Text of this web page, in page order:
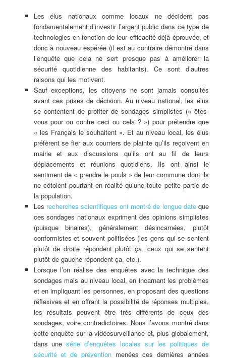
Les élus nationaux comme locaux ne décident pas
fondamentalement d’investir l’argent public dans ce type de
technologies en fonction de leur efficacité déjà éprouvée, et
donc à nouveau espérée (il est au contraire démontré dans
l’enquête que cela ne sert presque pas à améliorer la
sécurité quotidienne des habitants). Ce sont d’autres
raisons qui les motivent.
Sauf exceptions, les citoyens ne sont jamais consultés
avant ces prises de décision. Au niveau national, les élus
se contentent de profiter de sondages simplistes (« êtes-
vous pour ou contre ceci ou cela ? ») pour prétendre que
« les Français le souhaitent ». Et au niveau local, les élus
préfèrent se fier aux courriers de plainte qu’ils reçoivent en
mairie et aux discussions qu’ils ont au fil de leurs
déplacements et réunions quotidiens. Ils ont ainsi le
sentiment de « prendre le pouls » de leur commune dont ils
ne côtoient pourtant en réalité qu’une toute petite partie de
la population.
Les recherches scientifiques ont montré de longue dateque
ces sondages nationaux expriment des opinions simplistes
(puisque binaires), généralement désincarnées, plutôt
conformistes et souvent politisées (les gens qui se sentent
plutôt de droite répondent plutôt ça, ceux qui se sentent
plutôt de gauche répondent ça, etc.).
Lorsque l’on réalise des enquêtes avec la technique des
sondages mais au niveau local, en incarnant les problèmes
et en impliquant les personnes, en proposant des questions
réflexives et en offrant la possibilité de réponses multiples,
les résultats peuvent être très différents de ceux des
sondages, voire contradictoires. Nous l’avons montré dans
cette enquête sur la vidéosurveillance et, plus globalement,
dans unesérie d’enquêtes locales sur les politiques de
sécurité et de préventionmenées ces dernières années